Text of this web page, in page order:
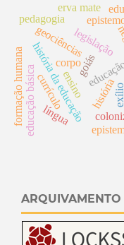
história
corpo
geociências
história da educaçãogoiás
educação básica
legislação
pedagogia
ensino
currículo
formação humana exílio
erva mate
língua
ARQUIVAMENTO